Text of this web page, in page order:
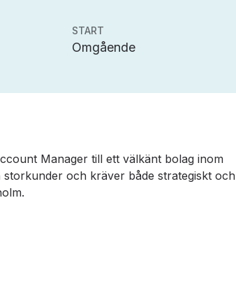
START
Omgående
Manager till ett välkänt bolag inom
och kräver både strategiskt och